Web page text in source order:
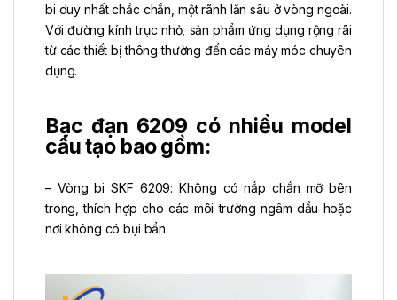
bi duy nhất chắc chắn, một rãnh lăn sâu ở vòng ngoài.
Với đường kính trục nhỏ, sản phẩm ứng dụng rộng rãi
từ các thiết bị thông thường đến các máy móc chuyên
dụng.
Bạc đạn 6209 có nhiều model
cấu tạo bao gồm:
– Vòng bi SKF 6209: Không có nắp chắn mỡ bên
trong, thích hợp cho các môi trường ngâm dầu hoặc
nơi không có bụi bẩn.